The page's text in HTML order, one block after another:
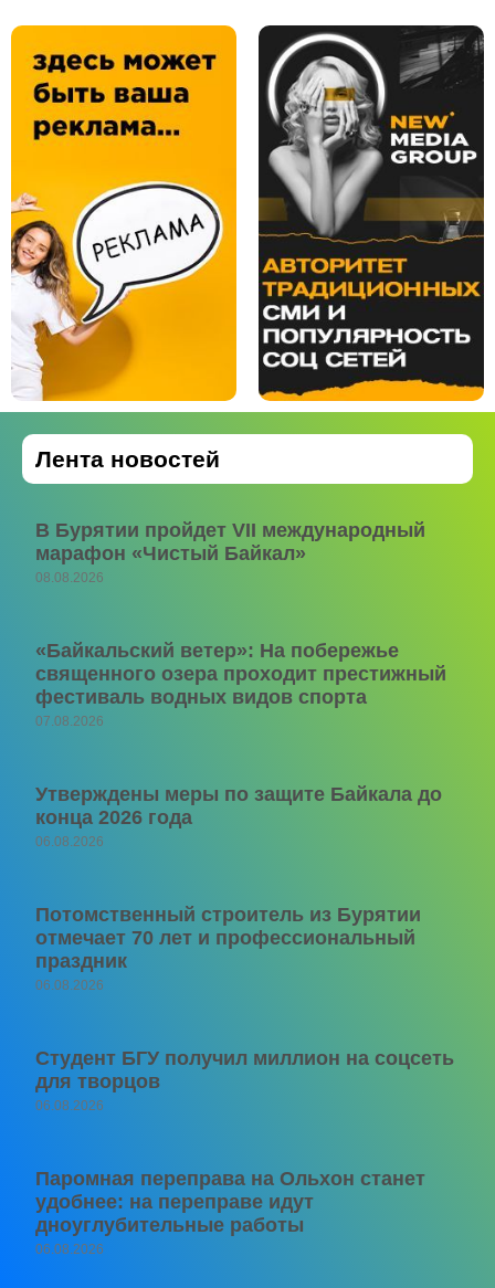
Лента новостей
В Бурятии пройдет VII международный
марафон «Чистый Байкал»
08.08.2026
«Байкальский ветер»: На побережье
священного озера проходит престижный
фестиваль водных видов спорта
07.08.2026
Утверждены меры по защите Байкала до
конца 2026 года
06.08.2026
Потомственный строитель из Бурятии
отмечает 70 лет и профессиональный
праздник
06.08.2026
Студент БГУ получил миллион на соцсеть
для творцов
06.08.2026
Паромная переправа на Ольхон станет
удобнее: на переправе идут
дноуглубительные работы
06.08.2026